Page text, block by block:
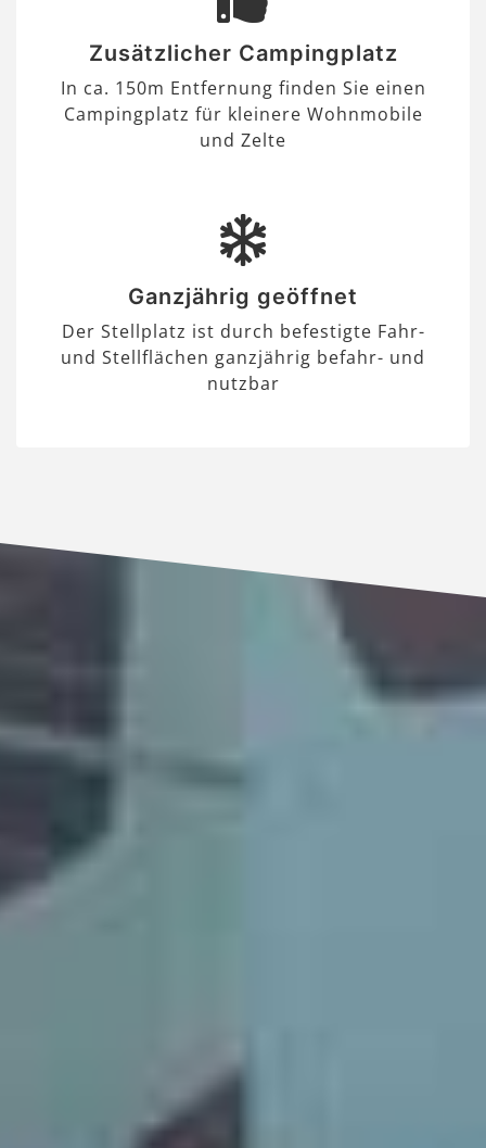
Zusätzlicher Campingplatz
In ca. 150m Entfernung finden Sie einen
Campingplatz für kleinere Wohnmobile
und Zelte
Ganzjährig geöffnet
Der Stellplatz ist durch befestigte Fahr-
und Stellflächen ganzjährig befahr- und
nutzbar